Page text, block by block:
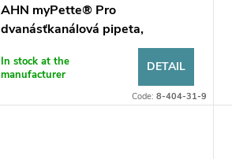
AHN myPette® Pro
dvanásťkanálová pipeta,
In stock at the
manufacturer
DETAIL
Code: 8-404-31-9